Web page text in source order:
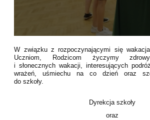
W związku z rozpoczynającymi się
Uczniom, Rodzicom życzymy
i słonecznych wakacji, interesujących
wrażeń, uśmiechu na co dzień oraz
do szkoły.
Dyrekcja szkoły
oraz